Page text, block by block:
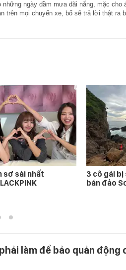
những ngày dầm mưa dãi nắng, mặc cho
trên mọi chuyến xe, bố sẽ trả lời thật ra
sơ sài nhất
3 cô gái bị
bán đảo
làm để bảo quản động